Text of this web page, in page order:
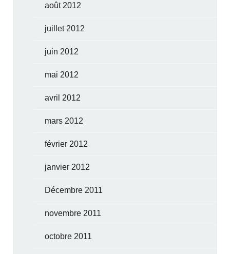
août 2012
juillet 2012
juin 2012
mai 2012
avril 2012
mars 2012
février 2012
janvier 2012
Décembre 2011
novembre 2011
octobre 2011